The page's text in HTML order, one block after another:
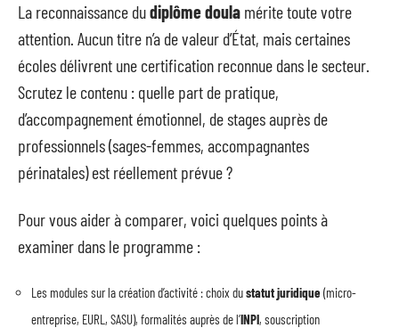
La reconnaissance dudiplôme doula mérite toute votre
attention. Aucun titre n’a de valeur d’État, mais certaines
écoles délivrent une certification reconnue dans le secteur.
Scrutez le contenu : quelle part de pratique,
d’accompagnement émotionnel, de stages auprès de
professionnels (sages-femmes, accompagnantes
périnatales) est réellement prévue ?
Pour vous aider à comparer, voici quelques points à
examiner dans le programme :
Les modules sur la création d’activité : choix dustatut juridique(micro-
entreprise, EURL, SASU), formalités auprès de l’INPI, souscription